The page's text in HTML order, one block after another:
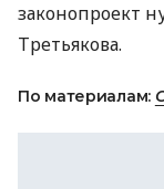
законопроект
Третьякова.
По материалам: